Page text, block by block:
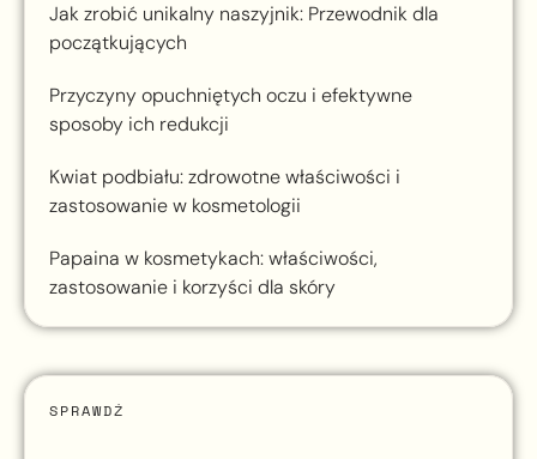
Jak zrobić unikalny naszyjnik: Przewodnik dla
początkujących
Przyczyny opuchniętych oczu i efektywne
sposoby ich redukcji
Kwiat podbiału: zdrowotne właściwości i
zastosowanie w kosmetologii
Papaina w kosmetykach: właściwości,
zastosowanie i korzyści dla skóry
SPRAWDŹ